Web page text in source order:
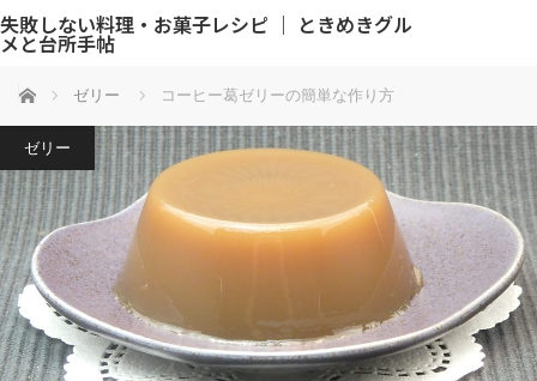
失敗しない料理・お菓子レシピ ｜ ときめきグル
メと台所手帖
ホーム ゼリー コーヒー葛ゼリーの簡単な作り方
ゼリー